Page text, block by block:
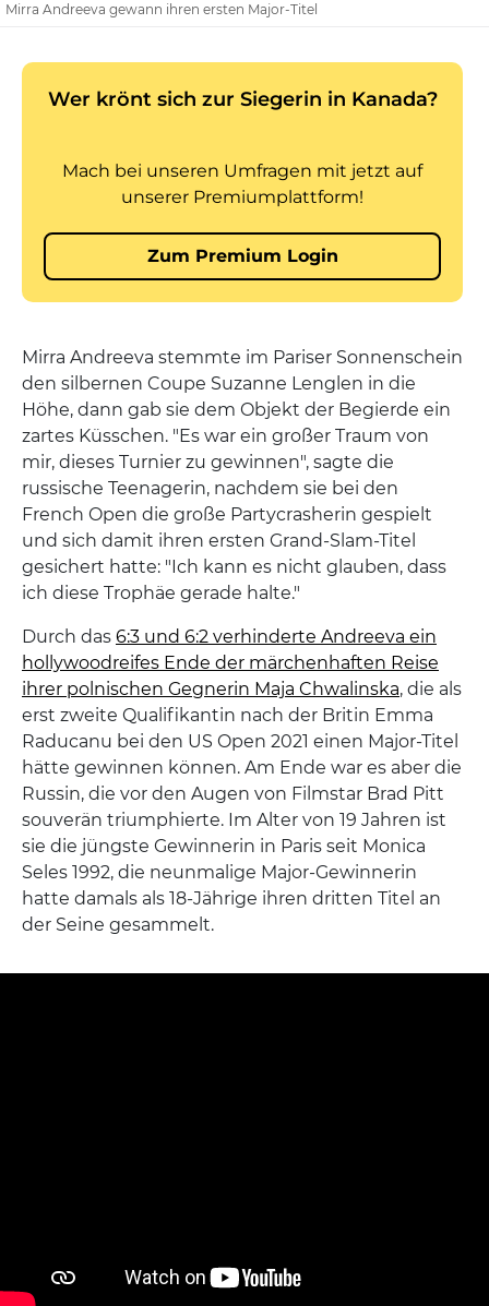
Mirra Andreeva gewann ihren ersten Major-Titel
Mirra Andreeva stemmte im Pariser Sonnenschein
den silbernen Coupe Suzanne Lenglen in die
Höhe, dann gab sie dem Objekt der Begierde ein
zartes Küsschen. "Es war ein großer Traum von
mir, dieses Turnier zu gewinnen", sagte die
russische Teenagerin, nachdem sie bei den
French Open die große Partycrasherin gespielt
und sich damit ihren ersten Grand-Slam-Titel
gesichert hatte: "Ich kann es nicht glauben, dass
ich diese Trophäe gerade halte."
Durch das 6:3 und 6:2 verhinderte Andreeva ein
hollywoodreifes Ende der märchenhaften Reise
ihrer polnischen Gegnerin Maja Chwalinska, die als
erst zweite Qualifikantin nach der Britin Emma
Raducanu bei den US Open 2021 einen Major-Titel
hätte gewinnen können. Am Ende war es aber die
Russin, die vor den Augen von Filmstar Brad Pitt
souverän triumphierte. Im Alter von 19 Jahren ist
sie die jüngste Gewinnerin in Paris seit Monica
Seles 1992, die neunmalige Major-Gewinnerin
hatte damals als 18-Jährige ihren dritten Titel an
der Seine gesammelt.